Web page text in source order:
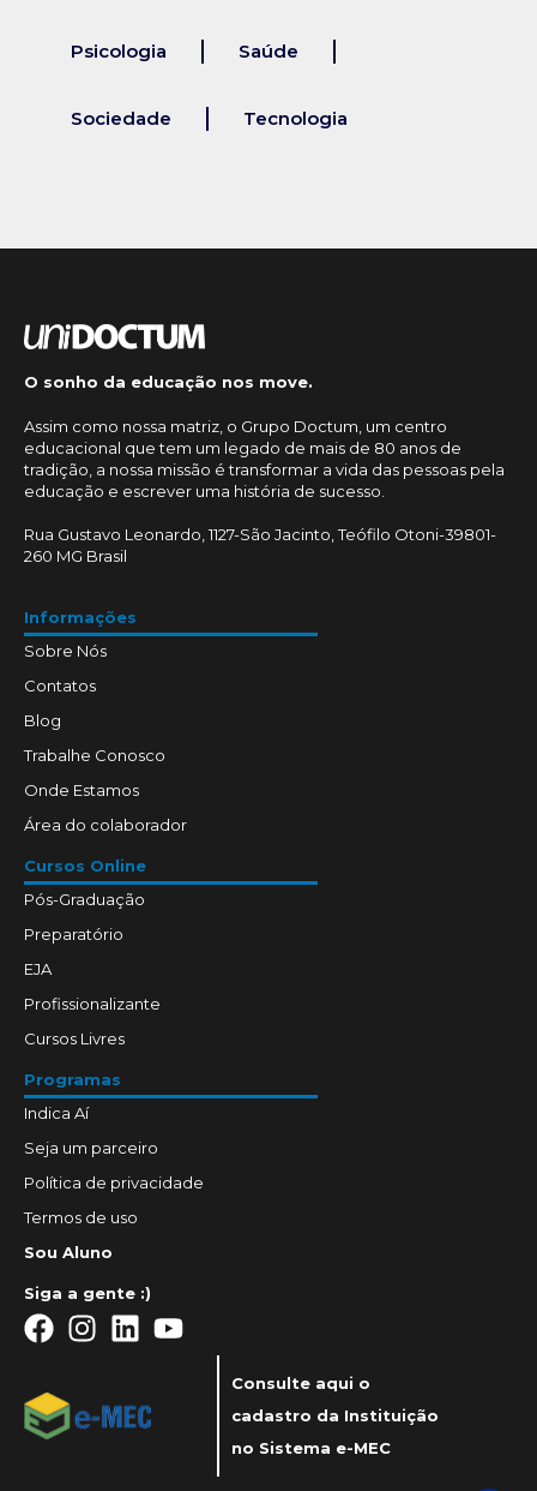
Psicologia Saúde
Sociedade Tecnologia
O sonho da educação nos move.
Assim como nossa matriz, o Grupo Doctum, um centro
educacional que tem um legado de mais de 80 anos de
tradição, a nossa missão é transformar a vida das pessoas pela
educação e escrever uma história de sucesso.
Rua Gustavo Leonardo, 1127-São Jacinto, Teófilo Otoni-39801-
260 MG Brasil
Informações
Sobre Nós
Contatos
Blog
Trabalhe Conosco
Onde Estamos
Área do colaborador
Cursos Online
Pós-Graduação
Preparatório
EJA
Profissionalizante
Cursos Livres
Programas
Indica Aí
Seja um parceiro
Política de privacidade
Termos de uso
Sou Aluno
Siga a gente :)
Consulte aqui o
cadastro da Instituição
no Sistema e-MEC